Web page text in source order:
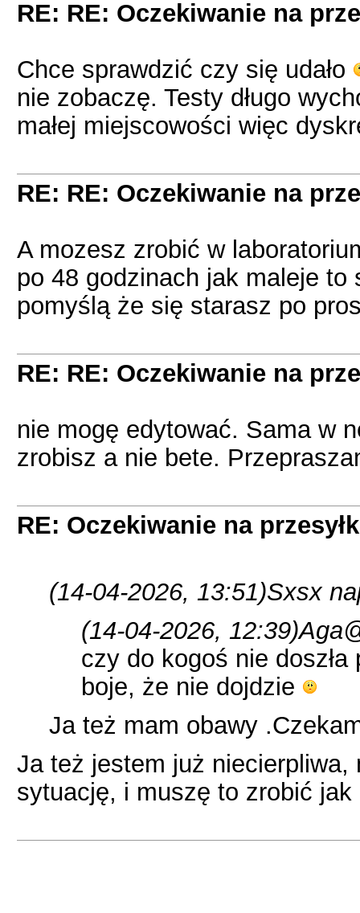
RE: RE: Oczekiwanie na
Chce sprawdzić czy się udało
nie zobaczę. Testy długo
małej miejscowości więc
RE: RE: Oczekiwanie na
A mozesz zrobić w
po 48 godzinach jak maleje to
pomyślą że się starasz po
RE: RE: Oczekiwanie na
nie mogę edytować. Sama w
zrobisz a nie bete.
RE: Oczekiwanie na
(14-04-2026, 13:51)Sxsx
(14-04-2026, 12:39)
czy do kogoś nie
boje, że nie dojdzie
Ja też mam obawy
Ja też jestem już
sytuację, i muszę to zrobić